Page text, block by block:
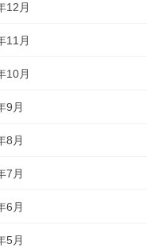
12月
11月
10月
9月
8月
7月
6月
5月